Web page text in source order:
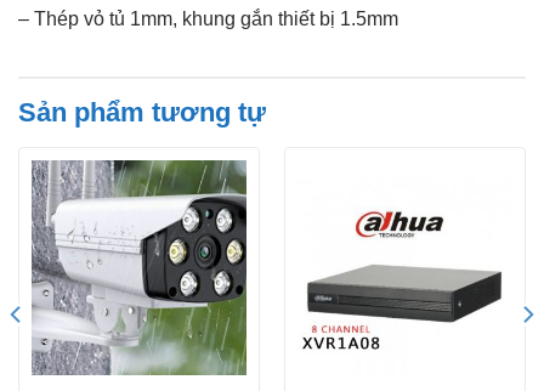
– Thép vỏ tủ 1mm, khung gắn thiết bị 1.5mm
Sản phẩm tương tự